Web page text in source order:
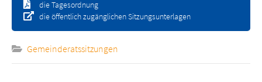
die Tagesordnung
die öffentlich zugänglichen Sitzungsunterlagen
Gemeinderatssitzungen